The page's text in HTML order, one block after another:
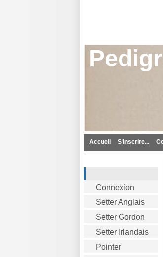
Accueil S'inscrire...
Connexion
Setter Anglais
Setter Gordon
Setter Irlandais
Pointer